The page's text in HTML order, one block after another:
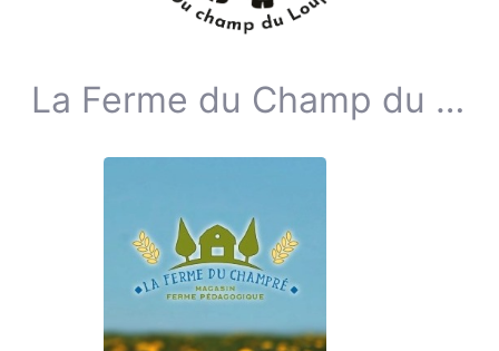
La Ferme du Champ du Loup